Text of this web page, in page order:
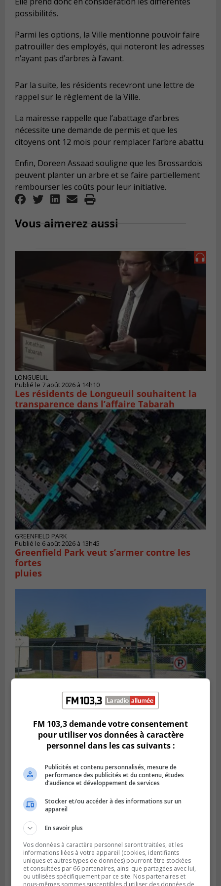
possibilités.
Parmi les options, la Ville mentionne pouvoir faire
patrouiller des employés, qui noteront les adresses
n’ayant pas d’arbres à l’avant.
Par la suite, les résidents recevront une lettre de
rappel sur le règlement de la Ville.
La mairesse rappelle que l’abattage d’arbres
nécessite une demande de permis et que les
citoyens ont 12 mois pour remplacer l’arbre abattu.
Enfin, Doreen Assaad souligne que les Brossardois
peuvent planter un arbre et se faire partiellement
rembourser les coûts pour leur initiative.
Vous aimerez aussi
LONGUEUIL
Publié le 7 août 2026 à 14h10
Les résidents de Longueuil souhaitent la
transparence dans l’affaire Tabarah
GREENFIELD PARK
Publié le 6 août 2026 à 13h45
Greenfield Park veut s’armer contre les
fortes
pluies
Publié le 6 août 2026 à 09h39
Longueuil injecte 1,5 M$ pour moderniser
deux stations de pompage
LA PRAIRIE
Publié le 5 août 2026 à 11h59
FM 103,3 demande votre consentement
pour utiliser vos données à caractère
personnel dans les cas suivants :
Publicités et contenu personnalisés, mesure de
performance des publicités et du contenu, études
d’audience et développement de services
Stocker et/ou accéder à des informations sur un
appareil
En savoir plus
Vos données à caractère personnel seront traitées, et les
informations liées à votre appareil (cookies, identifiants
uniques et autres types de données) pourront être stockées
et consultées par 66 partenaires, ainsi que partagées avec lui,
ou utilisées spécifiquement par ce site. Nos partenaires et
nous-mêmes sommes susceptibles d'utiliser des données de